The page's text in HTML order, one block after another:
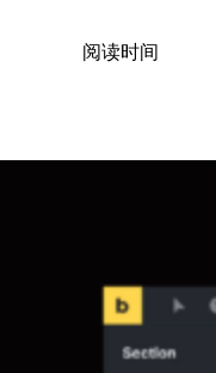
阅读时间